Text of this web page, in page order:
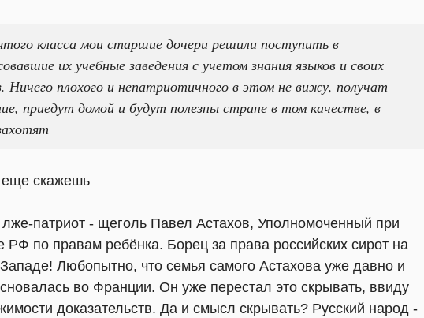
класса мои старшие дочери решили поступить в
их учебные заведения с учетом знания языков и своих
Ничего плохого и непатриотичного в этом не вижу, получат
приедут домой и будут полезны стране в том качестве, в
еще скажешь
лже-патриот - щеголь Павел Астахов, Уполномоченный при
РФ по правам ребёнка. Борец за права российских сирот на
Любопытно, что семья самого Астахова уже давно и
во Франции. Он уже перестал это скрывать, ввиду
доказательств. Да и смысл скрывать? Русский народ -